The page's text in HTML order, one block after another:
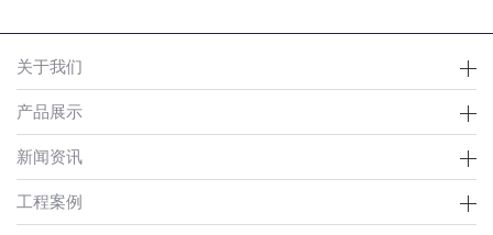
关于我们
产品展示
新闻资讯
工程案例